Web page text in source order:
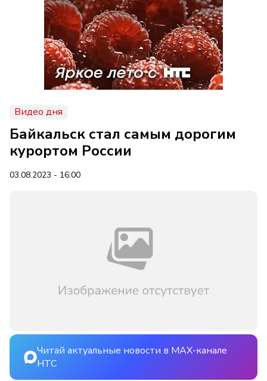
Видео дня
Байкальск стал самым дорогим
курортом России
03.08.2023 - 16:00
Читай актуальные новости в MAX-канале
НТС